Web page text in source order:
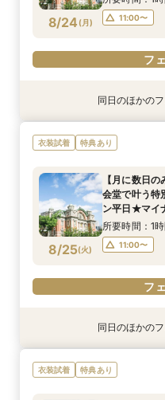
フ
フ
フ
8/24 (月) 11:00〜
フ
特典あり
8/24(月)
【フォト相談
会堂で叶える
所要時間：1
10:00〜
フ
8/24(月)
【月に数日の
会堂で叶う特
所要時間：1
11:00〜
フ
同日のほかの
衣装試着 特典あり
8/25(火)
【月に数日
会堂で叶う特
ン平日★マイ
所要時間：1
11:00〜
フ
特典あり
【フォト相談
会堂で叶える
【月に数日の
会堂で叶う特
同日のほかの
衣装試着 特典あり